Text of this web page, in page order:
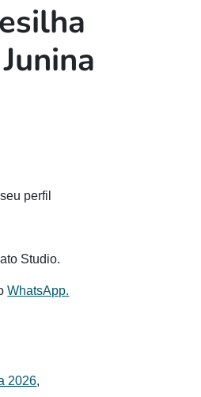
perfil
Studio.
WhatsApp.
2026,